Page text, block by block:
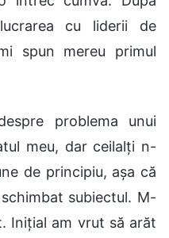
cu liderii de
spun mereu primul
problema unui
meu, dar ceilalți n-
de principiu, așa că
subiectul. M-
Inițial am vrut să arăt